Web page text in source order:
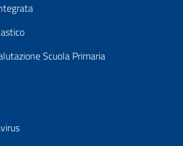
Scuola Primaria